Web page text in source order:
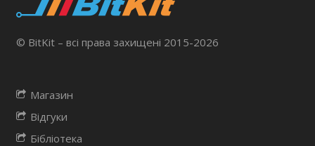
© BitKit – всі права захищені 2015-2026
Магазин
Відгуки
Бібліотека